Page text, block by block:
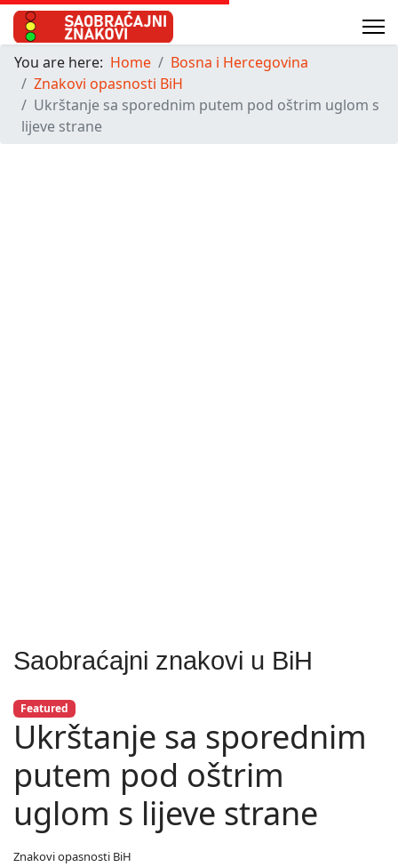
You are here: Home
Bosna i Hercegovina
Znakovi opasnosti BiH
Ukrštanje sa sporednim putem pod oštrim uglom s
lijeve strane
Saobraćajni znakovi u BiH
Featured
Ukrštanje sa sporednim
putem pod oštrim
uglom s lijeve strane
Znakovi opasnosti BiH